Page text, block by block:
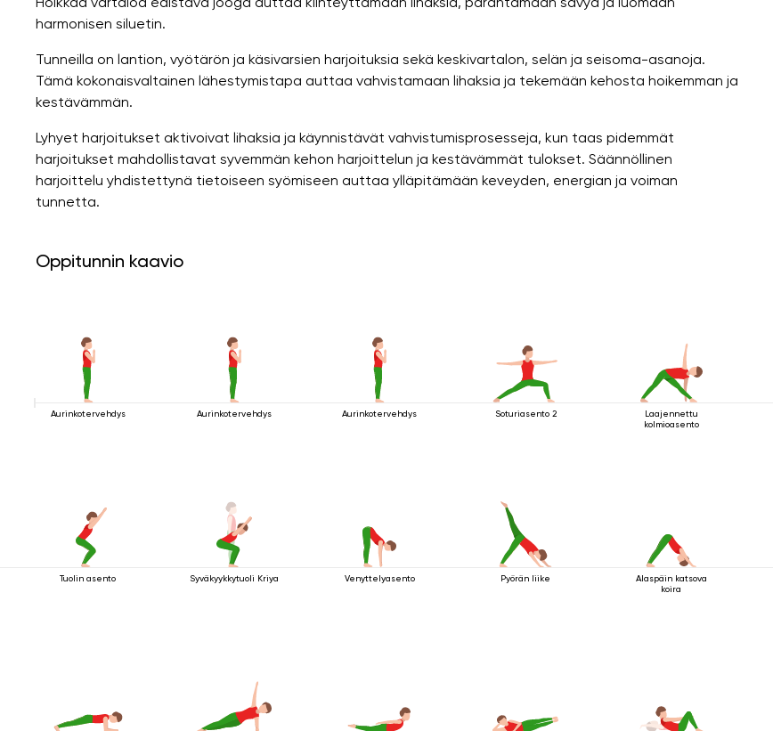
harmonisen siluetin.
Tunneilla on lantion, vyötärön ja käsivarsien harjoituksia sekä keskivartalon, selän ja seisoma-asanoja.
Tämä kokonaisvaltainen lähestymistapa auttaa vahvistamaan lihaksia ja tekemään kehosta hoikemman ja
kestävämmän.
Lyhyet harjoitukset aktivoivat lihaksia ja käynnistävät vahvistumisprosesseja, kun taas pidemmät
harjoitukset mahdollistavat syvemmän kehon harjoittelun ja kestävämmät tulokset. Säännöllinen
harjoittelu yhdistettynä tietoiseen syömiseen auttaa ylläpitämään keveyden, energian ja voiman
tunnetta.
Oppitunnin kaavio
Aurinkotervehdys Aurinkotervehdys Aurinkotervehdys Soturiasento 2
Laajennettu
kolmioasento
Tuolin asento Syväkyykkytuoli Kriya Venyttelyasento Pyörän liike
Alaspäin katsova
koira